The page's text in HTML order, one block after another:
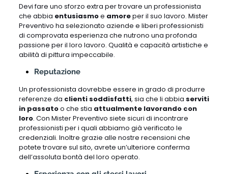
Devi fare uno sforzo extra per trovare un professionista
che abbia entusiasmoe amoreper il suo lavoro. Mister
Preventivo ha selezionato aziende e liberi professionisti
di comprovata esperienza che nutrono una profonda
passione per il loro lavoro. Qualità e capacità artistiche e
abilità di pittura impeccabile.
Reputazione
Un professionista dovrebbe essere in grado di produrre
referenze da clienti soddisfatti, sia che li abbia serviti
in passatoo che stia attualmente lavorando con
loro. Con Mister Preventivo siete sicuri di incontrare
professionisti per i quali abbiamo già verificato le
credenziali. Inoltre grazie alle nostre recensioni che
potete trovare sul sito, avrete un’ulteriore conferma
dell’assoluta bontà del loro operato.